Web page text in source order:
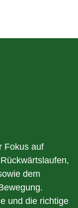
Fokus auf
dem
und die richtige